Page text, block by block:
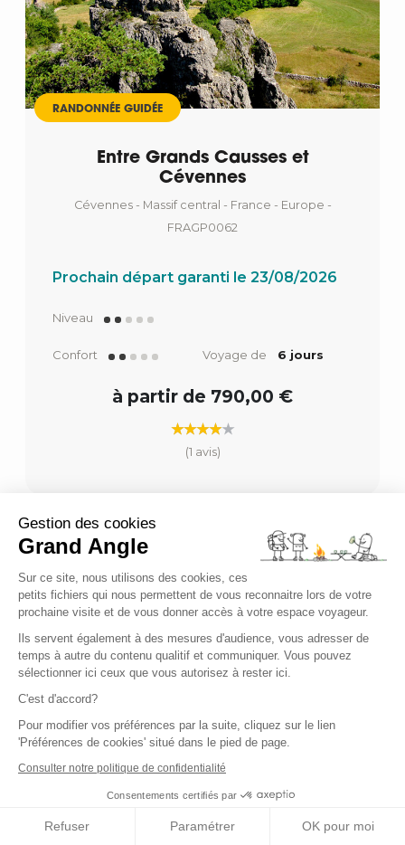
Gestion des cookies
Grand Angle
Sur ce site, nous utilisons des cookies, ces
petits fichiers qui nous permettent de vous reconnaitre lors de votre
prochaine visite et de vous donner accès à votre espace voyageur.
Ils servent également à des mesures d'audience, vous adresser de
temps à autre du contenu qualitif et communiquer. Vous pouvez
sélectionner ici ceux que vous autorisez à rester ici.
C'est d'accord?
Pour modifier vos préférences par la suite, cliquez sur le lien
'Préférences de cookies' situé dans le pied de page.
Consulter notre politique de confidentialité
Consentements certifiés par
Refuser Paramétrer OK pour moi
RANDONNÉE GUIDÉE
Entre Grands Causses et
Cévennes
Cévennes - Massif central - France - Europe -
FRAGP0062
Prochain départ garanti le 23/08/2026
Niveau
Confort Voyage de 6 jours
à partir de 790,00 €
(1 avis)
RANDONNÉE LIBERTÉ
Grande Traversée du Massif
Central, Gorges du Tarn - Saint